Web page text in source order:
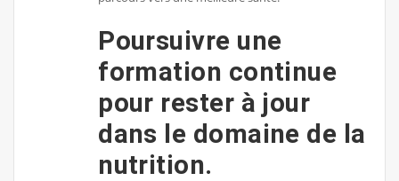
Poursuivre une
formation continue
pour rester à jour
dans le domaine de la
nutrition.